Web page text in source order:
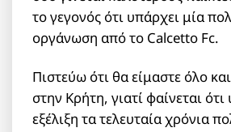
το γεγονός ότι υπάρχει μία
οργάνωση από το Calcetto Fc.
Πιστεύω ότι θα είμαστε όλο
στην Κρήτη, γιατί φαίνεται
εξέλιξη τα τελευταία χρόνια